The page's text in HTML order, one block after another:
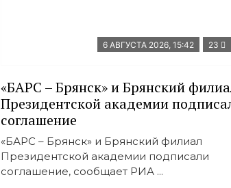
6 АВГУСТА 2026, 15:42 23
«БАРС – Брянск» и Брянский
Президентской академии
соглашение
«БАРС – Брянск» и Брянский филиал
Президентской академии подписали
соглашение, сообщает РИА ...